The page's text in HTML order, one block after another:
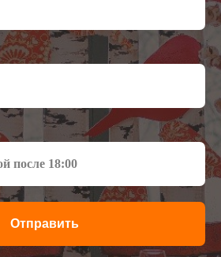
Отправить